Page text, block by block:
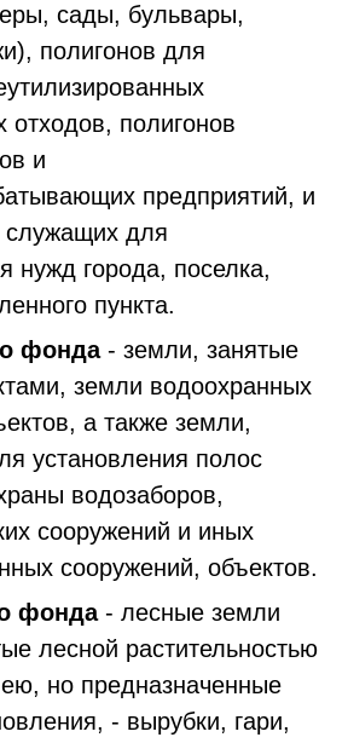
сады, бульвары,
полигонов для
полигонов
и
предприятий, и
служащих для
нужд города, поселка,
пункта.
фонда- земли, занятые
земли водоохранных
а также земли,
установления полос
водозаборов,
сооружений и иных
сооружений, объектов.
фонда- лесные земли
лесной растительностью
но предназначенные
- вырубки, гари,